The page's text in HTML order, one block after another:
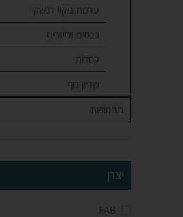
ערכות ניקוי לנשק
פנסים ולייזרים
קסדות
שריון גוף
תחמושת
יצרן
FAB